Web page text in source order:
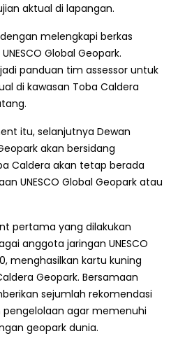
aktual di lapangan.
melengkapi berkas
Global Geopark.
panduan tim assessor untuk
di kawasan Toba Caldera
itu, selanjutnya Dewan
akan bersidang
Caldera akan tetap berada
UNESCO Global Geopark atau
pertama yang dilakukan
anggota jaringan UNESCO
menghasilkan kartu kuning
Geopark. Bersamaan
sejumlah rekomendasi
agar memenuhi
geopark dunia.